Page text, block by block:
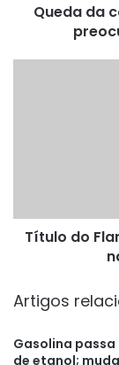
Queda da
na
lutaTítulo do
Artigos
Gasolina passa
de etanol;